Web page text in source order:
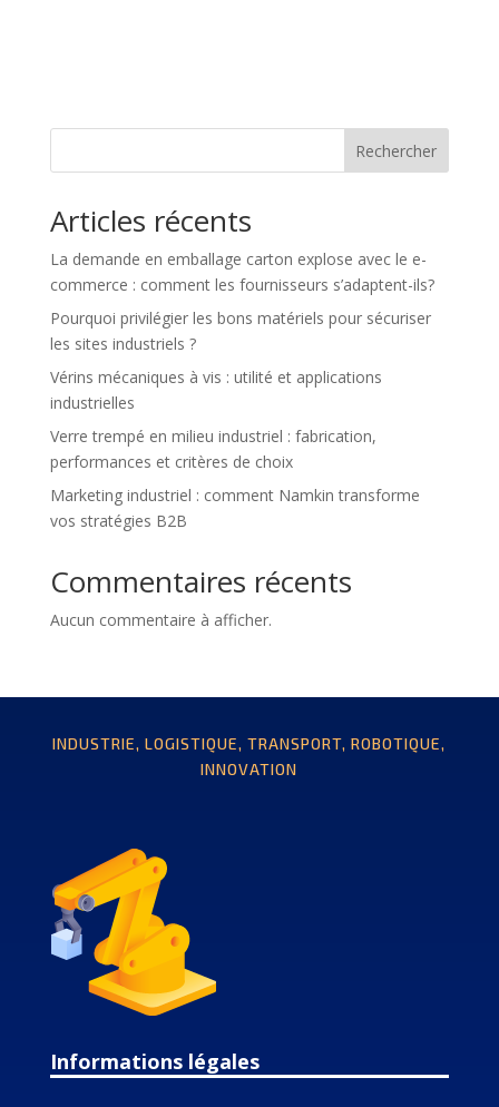
Rechercher
Articles récents
La demande en emballage carton explose avec le e-
commerce : comment les fournisseurs s’adaptent-ils?
Pourquoi privilégier les bons matériels pour sécuriser
les sites industriels ?
Vérins mécaniques à vis : utilité et applications
industrielles
Verre trempé en milieu industriel : fabrication,
performances et critères de choix
Marketing industriel : comment Namkin transforme
vos stratégies B2B
Commentaires récents
Aucun commentaire à afficher.
INDUSTRIE, LOGISTIQUE, TRANSPORT, ROBOTIQUE,
INNOVATION
Informations légales